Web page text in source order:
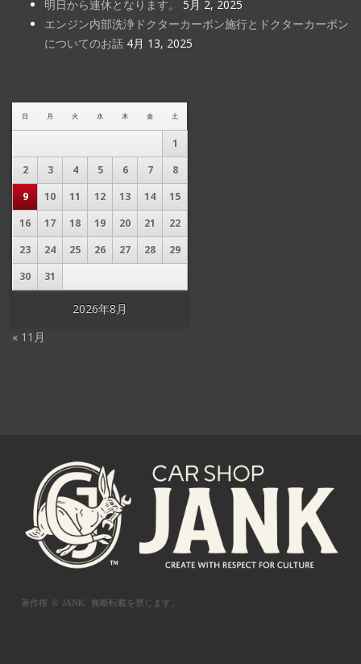
明日から連休となります。
5月 2, 2025
エンジン内部洗浄ドクターカーボン施行とドクターカーボン
についてのお話 4月 13, 2025
2026年8月
日 月 火 水 木 金 土
1
2
3 4 5 6 7
8
9
10 11 12 13 14
15
16
17 18 19 20 21
22
23
24 25 26 27 28
29
30
31
« 11月
著作権 © JANK. 無断転載を禁じます。